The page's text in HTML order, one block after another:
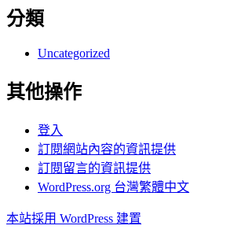
分類
Uncategorized
其他操作
登入
訂閱網站內容的資訊提供
訂閱留言的資訊提供
WordPress.org 台灣繁體中文
本站採用 WordPress 建置